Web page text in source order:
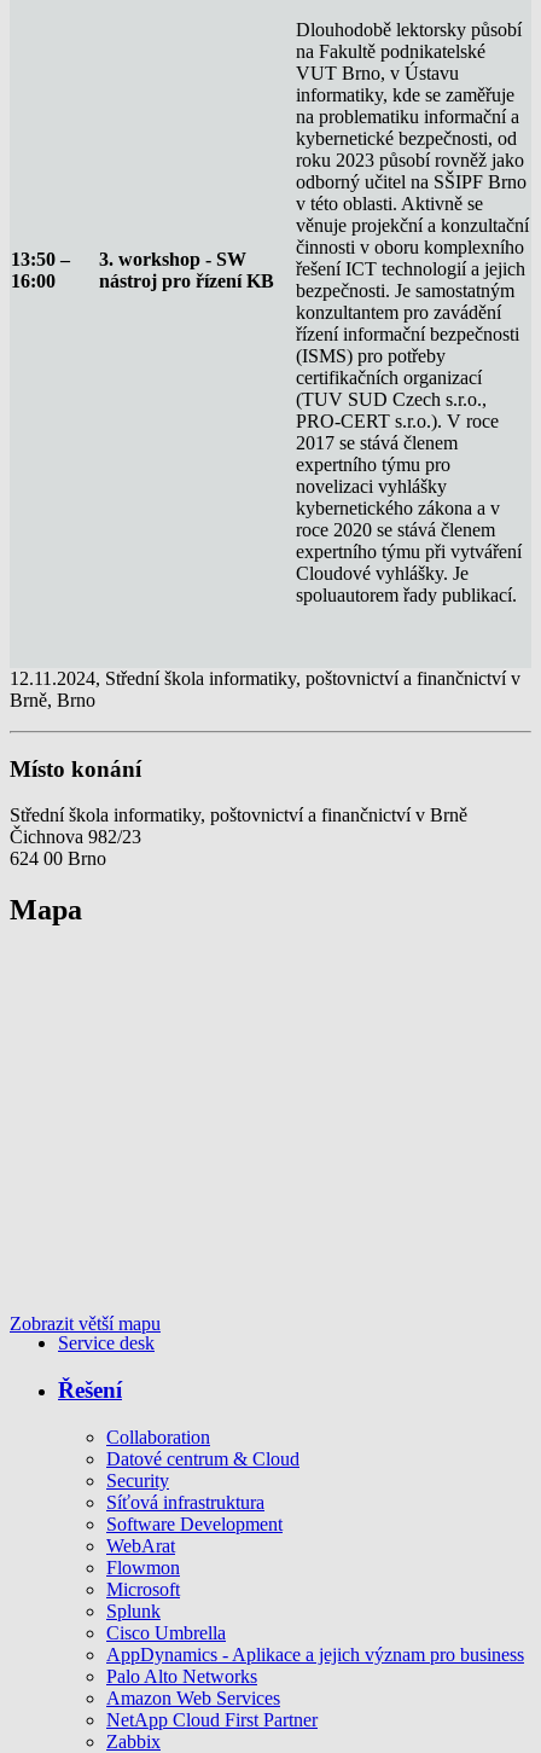
13:50 –
16:00
3. workshop - SW
nástroj pro řízení KB
Dlouhodobě lektorsky působí
na Fakultě podnikatelské
VUT Brno, v Ústavu
informatiky, kde se zaměřuje
na problematiku informační a
kybernetické bezpečnosti, od
roku 2023 působí rovněž jako
odborný učitel na SŠIPF Brno
v této oblasti. Aktivně se
věnuje projekční a konzultační
činnosti v oboru komplexního
řešení ICT technologií a jejich
bezpečnosti. Je samostatným
konzultantem pro zavádění
řízení informační bezpečnosti
(ISMS) pro potřeby
certifikačních organizací
(TUV SUD Czech s.r.o.,
PRO-CERT s.r.o.). V roce
2017 se stává členem
expertního týmu pro
novelizaci vyhlášky
kybernetického zákona a v
roce 2020 se stává členem
expertního týmu při vytváření
Cloudové vyhlášky. Je
spoluautorem řady publikací.
12.11.2024, Střední škola informatiky, poštovnictví a finančnictví v
Brně, Brno
Místo konání
Střední škola informatiky, poštovnictví a finančnictví v Brně
Čichnova 982/23
624 00 Brno
Mapa
Zobrazit větší mapu
Service desk
Řešení
Collaboration
Datové centrum & Cloud
Security
Síťová infrastruktura
Software Development
WebArat
Flowmon
Microsoft
Splunk
Cisco Umbrella
AppDynamics - Aplikace a jejich význam pro business
Palo Alto Networks
Amazon Web Services
NetApp Cloud First Partner
Zabbix